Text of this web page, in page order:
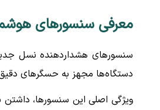
معرفی سنسورهای
سنسورهای هشداردهنده نسل
دستگاه‌ها مجهز به حسگرهای
ویژگی اصلی این سنسورها،